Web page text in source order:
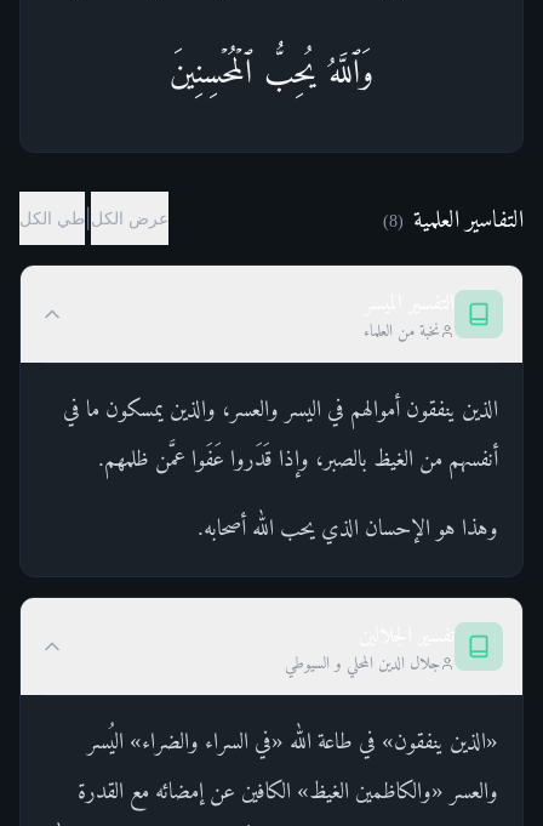
وَٱللَّهُ یُحِبُّ ٱلۡمُحۡسِنِینَ
التفاسير العلمية (
8
) عرض الكل طي الكل
نخبة من العلماء
الذين ينفقون أموالهم في اليسر والعسر، والذين يمسكون ما في
أنفسهم من الغيظ بالصبر، وإذا قَدَروا عَفَوا عمَّن ظلمهم.
وهذا هو الإحسان الذي يحب الله أصحابه.
جلال الدين المحلي و السيوطي
«الذين ينفقون» في طاعة الله «في السراء والضراء» اليُسر
والعسر «والكاظمين الغيظ» الكافين عن إمضائه مع القدرة